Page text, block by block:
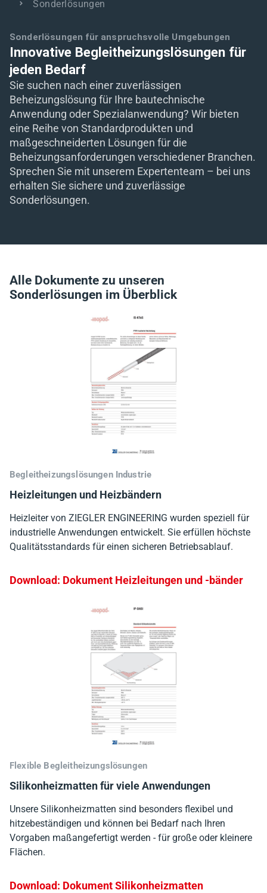
Sonderlösungen
Sonderlösungen für anspruchsvolle Umgebungen
Innovative Begleitheizungslösungen für
jeden Bedarf
Sie suchen nach einer zuverlässigen
Beheizungslösung für Ihre bautechnische
Anwendung oder Spezialanwendung? Wir bieten
eine Reihe von Standardprodukten und
maßgeschneiderten Lösungen für die
Beheizungsanforderungen verschiedener Branchen.
Sprechen Sie mit unserem Expertenteam – bei uns
erhalten Sie sichere und zuverlässige
Sonderlösungen.
Alle Dokumente zu unseren
Sonderlösungen im Überblick
Begleitheizungslösungen Industrie
Heizleitungen und Heizbändern
Heizleiter von ZIEGLER ENGINEERING wurden speziell für
industrielle Anwendungen entwickelt. Sie erfüllen höchste
Qualitätsstandards für einen sicheren Betriebsablauf.
Download: Dokument Heizleitungen und -bänder
Flexible Begleitheizungslösungen
Silikonheizmatten für viele Anwendungen
Unsere Silikonheizmatten sind besonders flexibel und
hitzebeständigen und können bei Bedarf nach Ihren
Vorgaben maßangefertigt werden - für große oder kleinere
Flächen.
Download: Dokument Silikonheizmatten